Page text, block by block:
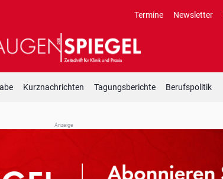
Termine Newsletter
Kurznachrichten Tagungsberichte Berufspolitik
Anzeige